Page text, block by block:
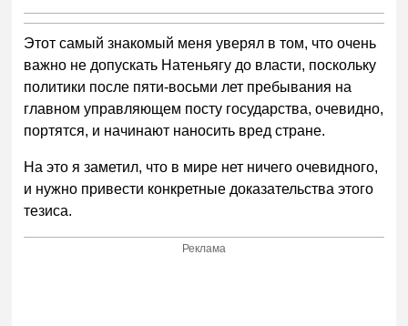
Этот самый знакомый меня уверял в том, что очень
важно не допускать Натеньягу до власти, поскольку
политики после пяти-восьми лет пребывания на
главном управляющем посту государства, очевидно,
портятся, и начинают наносить вред стране.
На это я заметил, что в мире нет ничего очевидного,
и нужно привести конкретные доказательства этого
тезиса.
Реклама